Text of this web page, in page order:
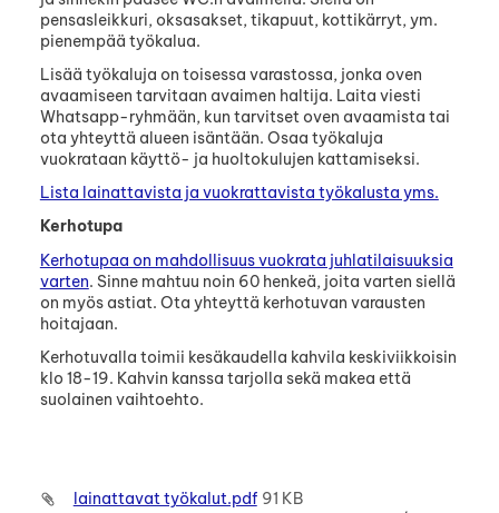
pensasleikkuri, oksasakset, tikapuut, kottikärryt, ym.
pienempää työkalua.
Lisää työkaluja on toisessa varastossa, jonka oven
avaamiseen tarvitaan avaimen haltija. Laita viesti
Whatsapp-ryhmään, kun tarvitset oven avaamista tai
ota yhteyttä alueen isäntään. Osaa työkaluja
vuokrataan käyttö- ja huoltokulujen kattamiseksi.
Lista lainattavista ja vuokrattavista työkalusta yms.
Kerhotupa
Kerhotupaa on mahdollisuus vuokrata juhlatilaisuuksia
varten. Sinne mahtuu noin 60 henkeä, joita varten siellä
on myös astiat. Ota yhteyttä kerhotuvan varausten
hoitajaan.
Kerhotuvalla toimii kesäkaudella kahvila keskiviikkoisin
klo 18-19. Kahvin kanssa tarjolla sekä makea että
suolainen vaihtoehto.
lainattavat työkalut.pdf 91 KB